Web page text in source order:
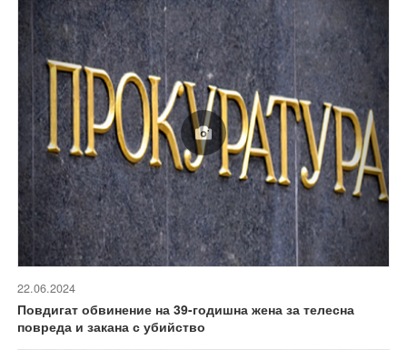
22.06.2024
Повдигат обвинение на 39-годишна жена за телесна
повреда и закана с убийство